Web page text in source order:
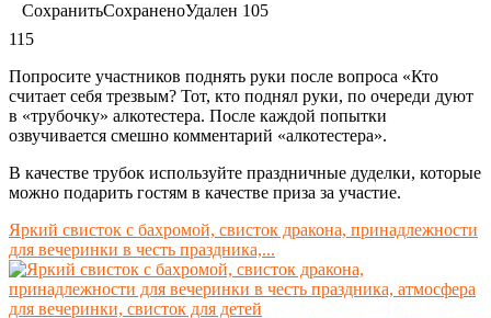
СохранитьСохраненоУдален 105
115
Попросите участников поднять руки после вопроса «Кто
считает себя трезвым? Тот, кто поднял руки, по очереди дуют
в «трубочку» алкотестера. После каждой попытки
озвучивается смешно комментарий «алкотестера».
В качестве трубок используйте праздничные дуделки, которые
можно подарить гостям в качестве приза за участие.
Яркий свисток с бахромой, свисток дракона, принадлежности
для вечеринки в честь праздника,...